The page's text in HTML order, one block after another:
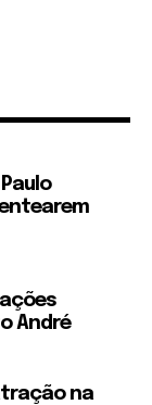
André
na